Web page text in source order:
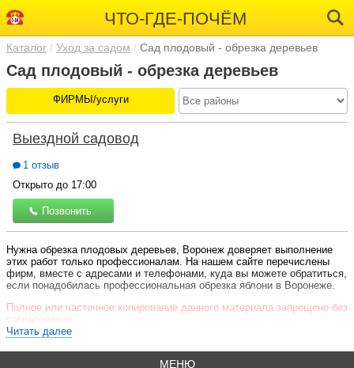
ЧТО-ГДЕ-ПОЧЁМ
Каталог Уход за садом Сад плодовый - обрезка деревьев
Сад плодовый - обрезка деревьев
ФИРМЫ/услуги
Выездной садовод
1 отзыв
Открыто до 17:00
Позвонить
Нужна обрезка плодовых деревьев, Воронеж доверяет выполнение
этих работ только профессионалам. На нашем сайте перечислены
фирм, вместе с адресами и телефонами, куда вы можете обратиться,
если понадобилась профессиональная обрезка яблони в Воронеже.
Полное или частичное копирование данного материала запрещено без
согласования.
Читать далее
МЕНЮ